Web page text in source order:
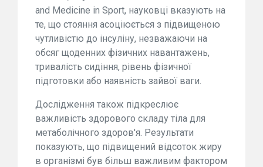
and Medicine in Sport, науковці вказують на
те, що стояння асоціюється з підвищеною
чутливістю до інсуліну, незважаючи на
обсяг щоденних фізичних навантажень,
тривалість сидіння, рівень фізичної
підготовки або наявність зайвої ваги.
Дослідження також підкреслює
важливість здорового складу тіла для
метаболічного здоров'я. Результати
показують, що підвищений відсоток жиру
в організмі був більш важливим фактором